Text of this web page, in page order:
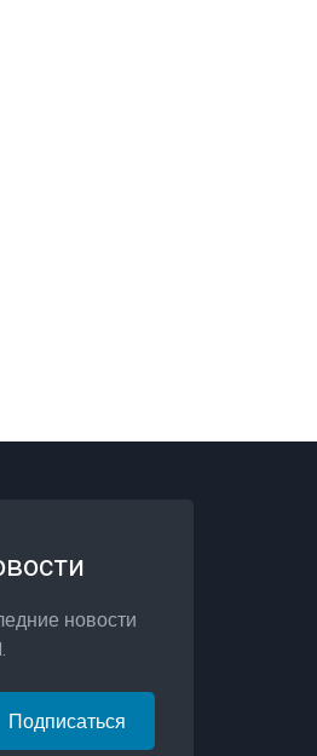
новости
Подписаться